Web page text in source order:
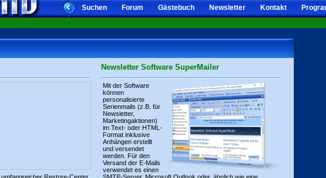
Suchen Forum Gästebuch Newsletter Kontakt
Newsletter Software SuperMailer
Mit der Software
können
personalisierte
Serienmails (z.B. für
Newsletter,
Marketingaktionen)
im Text- oder HTML-
Format inklusive
Anhängen erstellt
und versendet
werden. Für den
Versand der E-Mails
verwendet es einen